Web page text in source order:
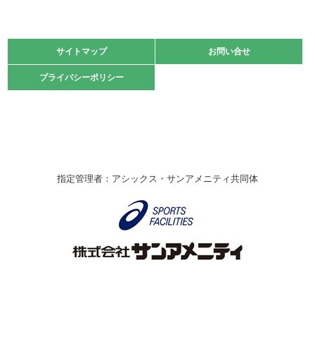
緑ケ丘体育館
2021.10.23
卓球選手権大会ラージボールの部開催☆
伊丹市総合体育大会 バレーボール大会が開催されました
なわとびイベントを開催しました！
サイトマップ お問い合せ
プライバシーポリシー
サイトマップ お問い合せ
プライバシーポリシー
指定管理者：アシックス・サンアメニティ共同体